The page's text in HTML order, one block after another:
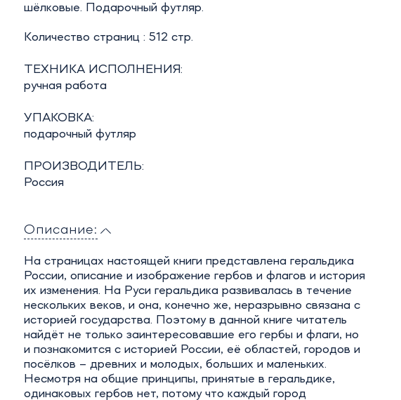
шёлковые. Подарочный футляр.
Количество страниц : 512 стр.
ТЕХНИКА ИСПОЛНЕНИЯ:
ручная работа
УПАКОВКА:
подарочный футляр
ПРОИЗВОДИТЕЛЬ:
Россия
Описание:
На страницах настоящей книги представлена геральдика
России, описание и изображение гербов и флагов и история
их изменения. На Руси геральдика развивалась в течение
нескольких веков, и она, конечно же, неразрывно связана с
историей государства. Поэтому в данной книге читатель
найдёт не только заинтересовавшие его гербы и флаги, но
и познакомится с историей России, её областей, городов и
посёлков – древних и молодых, больших и маленьких.
Несмотря на общие принципы, принятые в геральдике,
одинаковых гербов нет, потому что каждый город